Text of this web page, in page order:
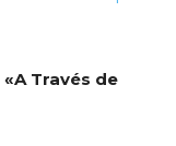
«A Través de